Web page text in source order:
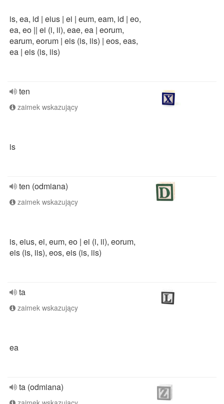
is, ea, id | eius | ei | eum, eam, id | eo,
ea, eo || ei (i, ii), eae, ea | eorum,
earum, eorum | eis (is, iis) | eos, eas,
ea | eis (is, iis)
ten
zaimek wskazujący
is
ten (odmiana)
zaimek wskazujący
is, eius, ei, eum, eo | ei (i, ii), eorum,
eis (is, iis), eos, eis (is, iis)
ta
zaimek wskazujący
ea
ta (odmiana)